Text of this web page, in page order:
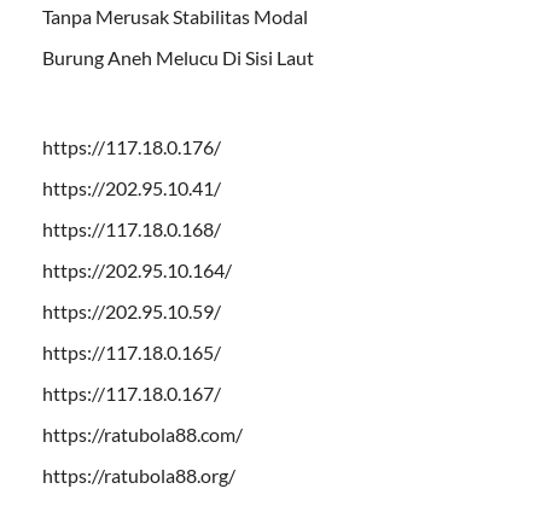
Tanpa Merusak Stabilitas Modal
Burung Aneh Melucu Di Sisi Laut
https://117.18.0.176/
https://202.95.10.41/
https://117.18.0.168/
https://202.95.10.164/
https://202.95.10.59/
https://117.18.0.165/
https://117.18.0.167/
https://ratubola88.com/
https://ratubola88.org/